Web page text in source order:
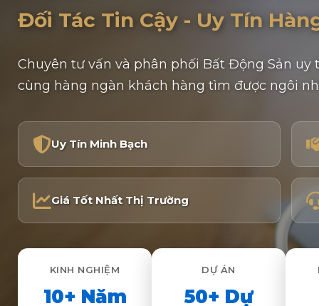
Đối Tác Tin Cậy - Uy Tín
Chuyên tư vấn và phân phối Bất Động Sản
cùng hàng ngàn khách hàng tìm được ngôi
Uy Tín Minh Bạch
Giá Tốt Nhất Thị Trường
KINH NGHIỆM
10+ Năm
DỰ ÁN
50+ Dự